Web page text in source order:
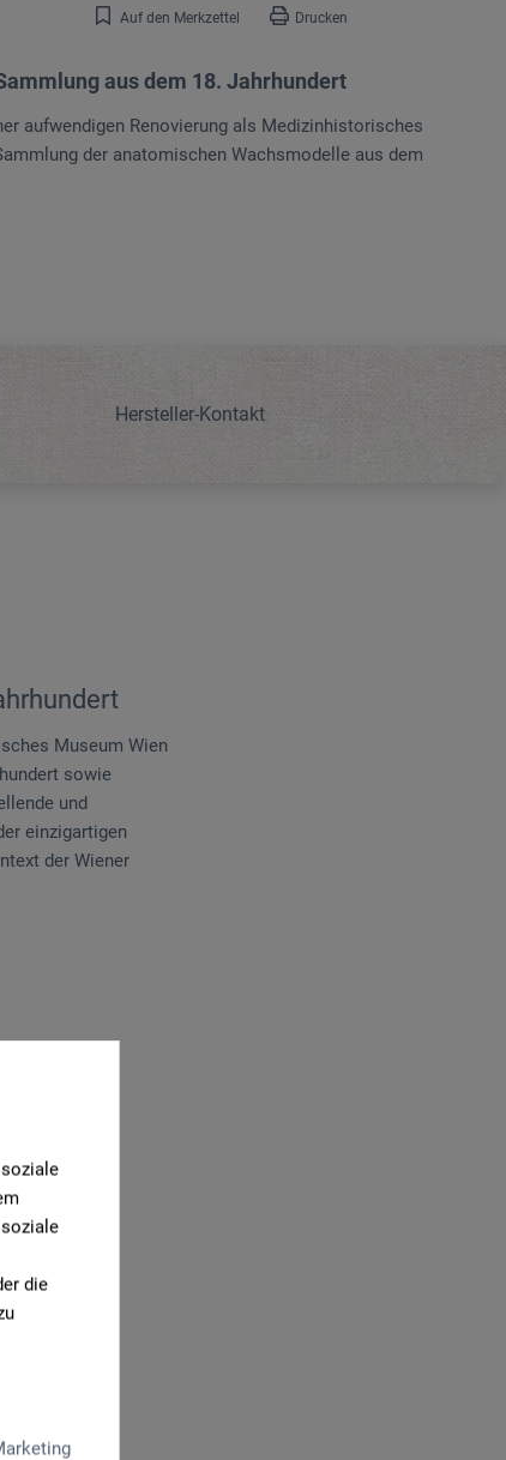
die
Auf den Merkzettel Drucken
aus dem 18. Jahrhundert
aufwendigen Renovierung als Medizinhistorisches
der anatomischen Wachsmodelle aus dem
Hersteller-Kontakt
Museum Wien
sowie
und
einzigartigen
der Wiener